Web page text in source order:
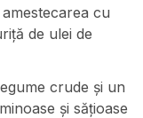
cu
de ulei de
crude și un
și sățioase